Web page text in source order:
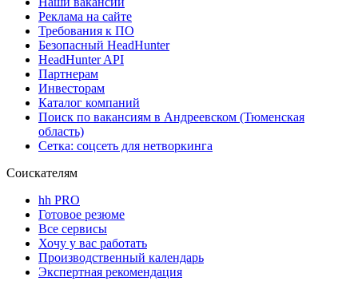
Реклама на сайте
Требования к ПО
Безопасный HeadHunter
HeadHunter API
Партнерам
Инвесторам
Каталог компаний
Поиск по вакансиям в Андреевском (Тюменская
область)
Сетка: соцсеть для нетворкинга
Соискателям
hh PRO
Готовое резюме
Все сервисы
Хочу у вас работать
Производственный календарь
Экспертная рекомендация